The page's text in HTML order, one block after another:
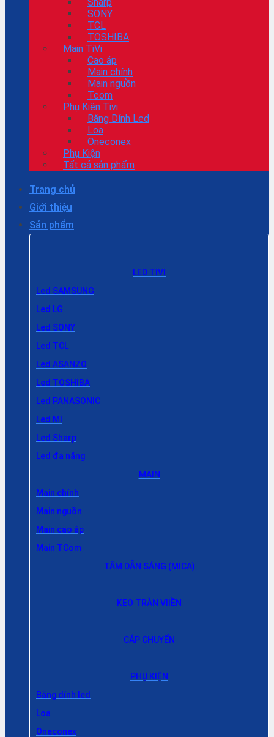
SONY
TCL
TOSHIBA
Main TiVi
Cao áp
Main chính
Main nguồn
Tcom
Phụ Kiện Tivi
Băng Dính Led
Loa
Oneconex
Phụ Kiện
Tất cả sản phẩm
Trang chủ
Giới thiệu
Sản phẩm
LED TIVI
Led SAMSUNG
Led LG
Led SONY
Led TCL
Led ASANZO
Led TOSHIBA
Led PANASONIC
Led MI
Led Sharp
Led đa năng
MAIN
Main chính
Main nguồn
Main cao áp
Main TCom
TẤM DẪN SÁNG (MICA)
KEO TRÀN VIIỀN
CÁP CHUYỂN
PHỤ KIỆN
Băng dính led
Loa
Oneconex